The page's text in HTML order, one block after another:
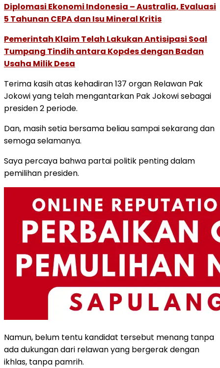
Diplomasi Ekonomi Indonesia – Australia, Evaluasi
5 Tahunan CEPA dan Isu Mineral Kritis
Pemerintah Klaim Telah Lakukan Antisipasi Soal
Tumpang Tindih antara Kopdes dengan Badan
Usaha Milik Desa
Terima kasih atas kehadiran 137 organ Relawan Pak
Jokowi yang telah mengantarkan Pak Jokowi sebagai
presiden 2 periode.
Dan, masih setia bersama beliau sampai sekarang dan
semoga selamanya.
Saya percaya bahwa partai politik penting dalam
pemilihan presiden.
Namun, belum tentu kandidat tersebut menang tanpa
ada dukungan dari relawan yang bergerak dengan
ikhlas, tanpa pamrih.